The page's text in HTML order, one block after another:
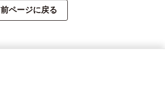
前ページに戻る